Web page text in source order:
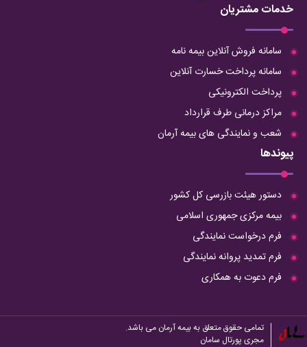
خدمات مشتریان
سامانه فروش آنلاین بیمه نامه
سامانه پرداخت خسارت آنلاین
پرداخت الکترونیکی
مراکز درمانی طرف قرارداد
شعب و نمایندگی های بیمه آرمان
پیوندها
دستور هیئت بازرسی کل کشور
بیمه مرکزی جمهوری اسلامی
فرم درخواست نمایندگی
فرم تمدید پروانه نمایندگی
فرم دعوت به همکاری
تمامی حقوق متعلق به بیمه آرمان می باشد.
مجری پورتال سامان